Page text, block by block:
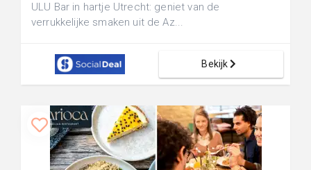
ULU Bar in hartje Utrecht: geniet van de
verrukkelijke smaken uit de Az...
Bekijk